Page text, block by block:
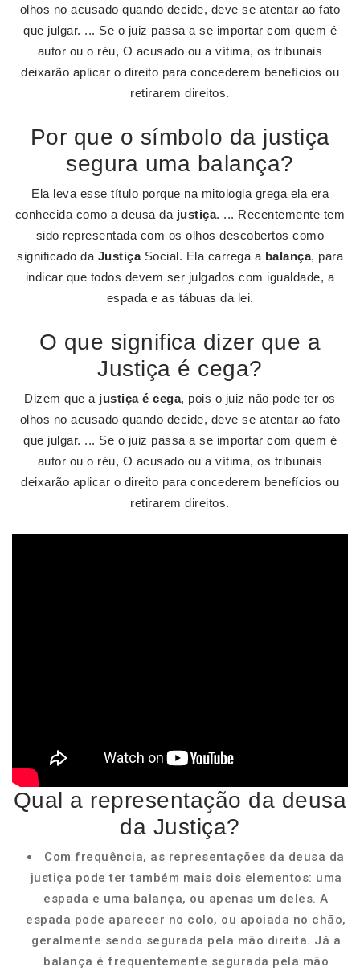
olhos no acusado quando decide, deve se atentar ao fato
que julgar. ... Se o juiz passa a se importar com quem é
autor ou o réu, O acusado ou a vítima, os tribunais
deixarão aplicar o direito para concederem benefícios ou
retirarem direitos.
Por que o símbolo da justiça
segura uma balança?
Ela leva esse título porque na mitologia grega ela era
conhecida como a deusa da justiça. ... Recentemente tem
sido representada com os olhos descobertos como
significado da JustiçaSocial. Ela carrega a balança, para
indicar que todos devem ser julgados com igualdade, a
espada e as tábuas da lei.
O que significa dizer que a
Justiça é cega?
Dizem que a justiça é cega, pois o juiz não pode ter os
olhos no acusado quando decide, deve se atentar ao fato
que julgar. ... Se o juiz passa a se importar com quem é
autor ou o réu, O acusado ou a vítima, os tribunais
deixarão aplicar o direito para concederem benefícios ou
retirarem direitos.
Qual a representação da deusa
da Justiça?
Com frequência, as representações da deusa da
justiça pode ter também mais dois elementos: uma
espada e uma balança, ou apenas um deles. A
espada pode aparecer no colo, ou apoiada no chão,
geralmente sendo segurada pela mão direita. Já a
balança é frequentemente segurada pela mão